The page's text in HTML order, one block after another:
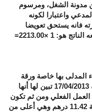
إعمالا لمقتضيات المادة 43 من مدونة الشغل، ومرسوم
في 29/12/2004، فإن المدعي واعتبارا لكونه
فانه يستحق تعويضا
يوازي شهر واحد من العمل، مما يكون معه الناتج هو: 1 ×2213.00=
المدلى بها خاصة ورقة
الأداء المدلى بها من قبل المدعية بجلسة 17/04/2013 تبين لها أنها
درهم عن 18 يوما من العمل الفعلي ومن ثم تكون
الأجرة اليومية 83.72 درهم وأجرة الساعة 11.42 درهم وهي أعلى من